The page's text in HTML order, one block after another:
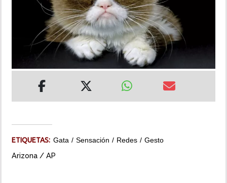
INSÓLITAS
MULTIMEDIA
IMPRESO
ETIQUETAS: Gata Sensación Redes Gesto
Arizona / AP